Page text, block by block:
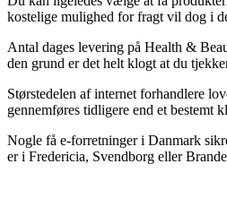
kostelige mulighed for fragt vil dog i
Antal dages levering på Health &
den grund er det helt klogt at du
Størstedelen af internet forhandlere
gennemføres tidligere end et bestemt
Nogle få e-forretninger i Danmark
er i Fredericia, Svendborg eller